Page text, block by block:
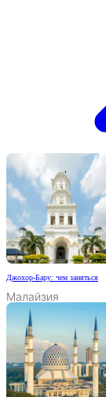
Джохор-Бару: чем заняться
Малайзия